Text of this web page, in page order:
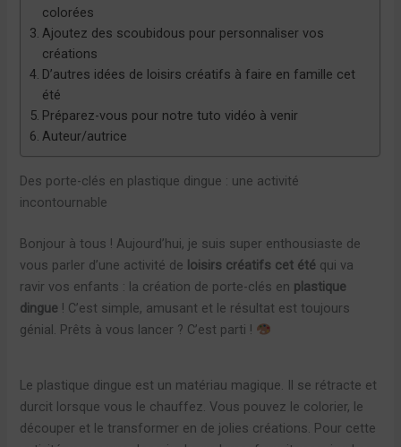
colorées
Ajoutez des scoubidous pour personnaliser vos
créations
D’autres idées de loisirs créatifs à faire en famille cet
été
Préparez-vous pour notre tuto vidéo à venir
Auteur/autrice
Des porte-clés en plastique dingue : une activité
incontournable
Bonjour à tous ! Aujourd’hui, je suis super enthousiaste de
vous parler d’une activité de loisirs créatifs cet été qui va
ravir vos enfants : la création de porte-clés en plastique
dingue ! C’est simple, amusant et le résultat est toujours
génial. Prêts à vous lancer ? C’est parti !
Le plastique dingue est un matériau magique. Il se rétracte et
durcit lorsque vous le chauffez. Vous pouvez le colorier, le
découper et le transformer en de jolies créations. Pour cette